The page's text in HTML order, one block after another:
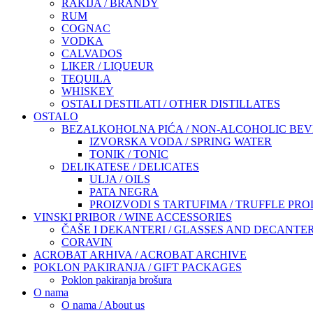
RAKIJA / BRANDY
RUM
COGNAC
VODKA
CALVADOS
LIKER / LIQUEUR
TEQUILA
WHISKEY
OSTALI DESTILATI / OTHER DISTILLATES
OSTALO
BEZALKOHOLNA PIĆA / NON-ALCOHOLIC
IZVORSKA VODA / SPRING WATER
TONIK / TONIC
DELIKATESE / DELICATES
ULJA / OILS
PATA NEGRA
PROIZVODI S TARTUFIMA / TRUFFLE
VINSKI PRIBOR / WINE ACCESSORIES
ČAŠE I DEKANTERI / GLASSES AND
CORAVIN
ACROBAT ARHIVA / ACROBAT ARCHIVE
POKLON PAKIRANJA / GIFT PACKAGES
Poklon pakiranja brošura
O nama
O nama / About us